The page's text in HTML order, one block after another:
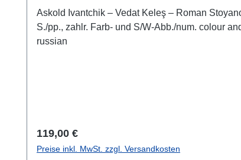
Askold Ivantchik – Vedat Keleş – Roman Stoyanov (eds.),Agora I. Byzantine House in the Agora Area (Parion Studies X)Istanbul 2026ISBN 978-625-6212-55-
S./pp., zahlr. Farb- und S/W-Abb./num. colour and b/w-figs., 29,7
russian
Regulärer Preis:
119,00 €
Preise inkl. MwSt. zzgl. Versandkosten